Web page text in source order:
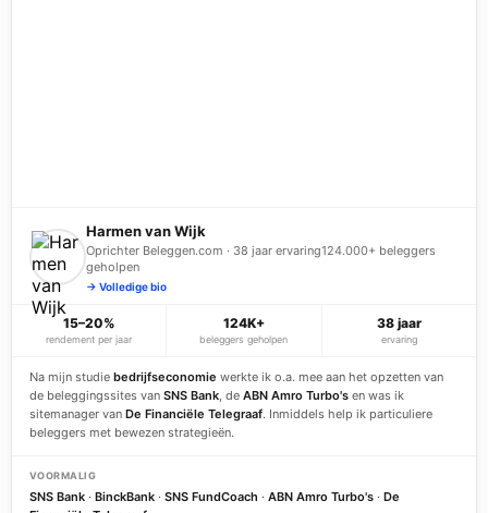
Harmen van Wijk
Oprichter Beleggen.com · 38 jaar ervaring124.000+ beleggers
geholpen
→ Volledige bio
15–20%
rendement per jaar
124K+
beleggers geholpen
38 jaar
ervaring
Na mijn studie bedrijfseconomie werkte ik o.a. mee aan het opzetten van
de beleggingssites van SNS Bank , de ABN Amro Turbo's en was ik
sitemanager van De Financiële Telegraaf. Inmiddels help ik particuliere
beleggers met bewezen strategieën.
VOORMALIG
SNS Bank · BinckBank · SNS FundCoach · ABN Amro Turbo's · De